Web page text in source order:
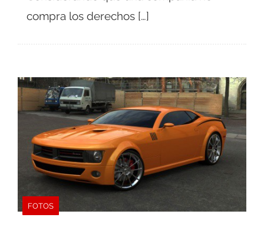
compra los derechos […]
FOTOS